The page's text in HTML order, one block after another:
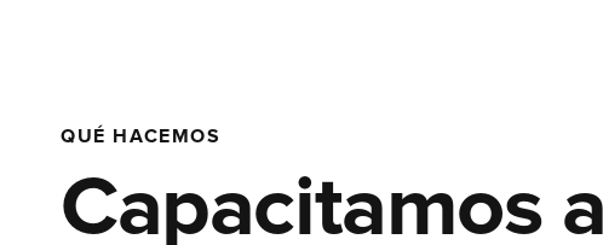
QUÉ HACEMOS
Capacitamos a